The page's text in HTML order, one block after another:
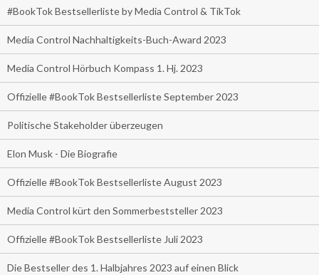
#BookTok Bestsellerliste by Media Control & TikTok
Media Control Nachhaltigkeits-Buch-Award 2023
Media Control Hörbuch Kompass 1. Hj. 2023
Offizielle #BookTok Bestsellerliste September 2023
Politische Stakeholder überzeugen
Elon Musk - Die Biografie
Offizielle #BookTok Bestsellerliste August 2023
Media Control kürt den Sommerbeststeller 2023
Offizielle #BookTok Bestsellerliste Juli 2023
Die Bestseller des 1. Halbjahres 2023 auf einen Blick